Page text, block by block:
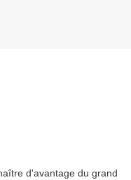
d'avantage du grand